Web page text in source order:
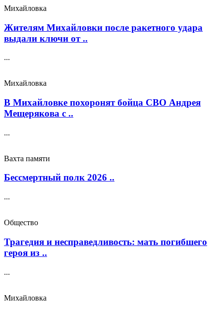
Михайловка
Жителям Михайловки после ракетного удара
выдали ключи от ..
...
Михайловка
В Михайловке похоронят бойца СВО Андрея
Мещерякова с ..
...
Вахта памяти
Бессмертный полк 2026 ..
...
Общество
Трагедия и несправедливость: мать погибшего
героя из ..
...
Михайловка